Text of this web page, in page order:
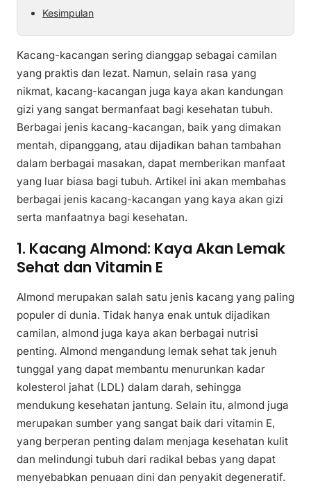
Kesimpulan
Kacang-kacangan sering dianggap sebagai camilan
yang praktis dan lezat. Namun, selain rasa yang
nikmat, kacang-kacangan juga kaya akan kandungan
gizi yang sangat bermanfaat bagi kesehatan tubuh.
Berbagai jenis kacang-kacangan, baik yang dimakan
mentah, dipanggang, atau dijadikan bahan tambahan
dalam berbagai masakan, dapat memberikan manfaat
yang luar biasa bagi tubuh. Artikel ini akan membahas
berbagai jenis kacang-kacangan yang kaya akan gizi
serta manfaatnya bagi kesehatan.
1. Kacang Almond: Kaya Akan Lemak
Sehat dan Vitamin E
Almond merupakan salah satu jenis kacang yang paling
populer di dunia. Tidak hanya enak untuk dijadikan
camilan, almond juga kaya akan berbagai nutrisi
penting. Almond mengandung lemak sehat tak jenuh
tunggal yang dapat membantu menurunkan kadar
kolesterol jahat (LDL) dalam darah, sehingga
mendukung kesehatan jantung. Selain itu, almond juga
merupakan sumber yang sangat baik dari vitamin E,
yang berperan penting dalam menjaga kesehatan kulit
dan melindungi tubuh dari radikal bebas yang dapat
menyebabkan penuaan dini dan penyakit degeneratif.